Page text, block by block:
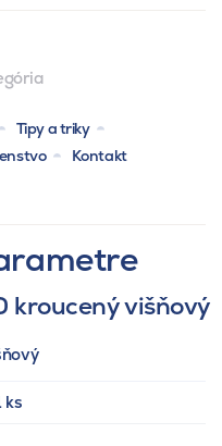
Tipy a triky
Kontakt
kroucený višňový
ks